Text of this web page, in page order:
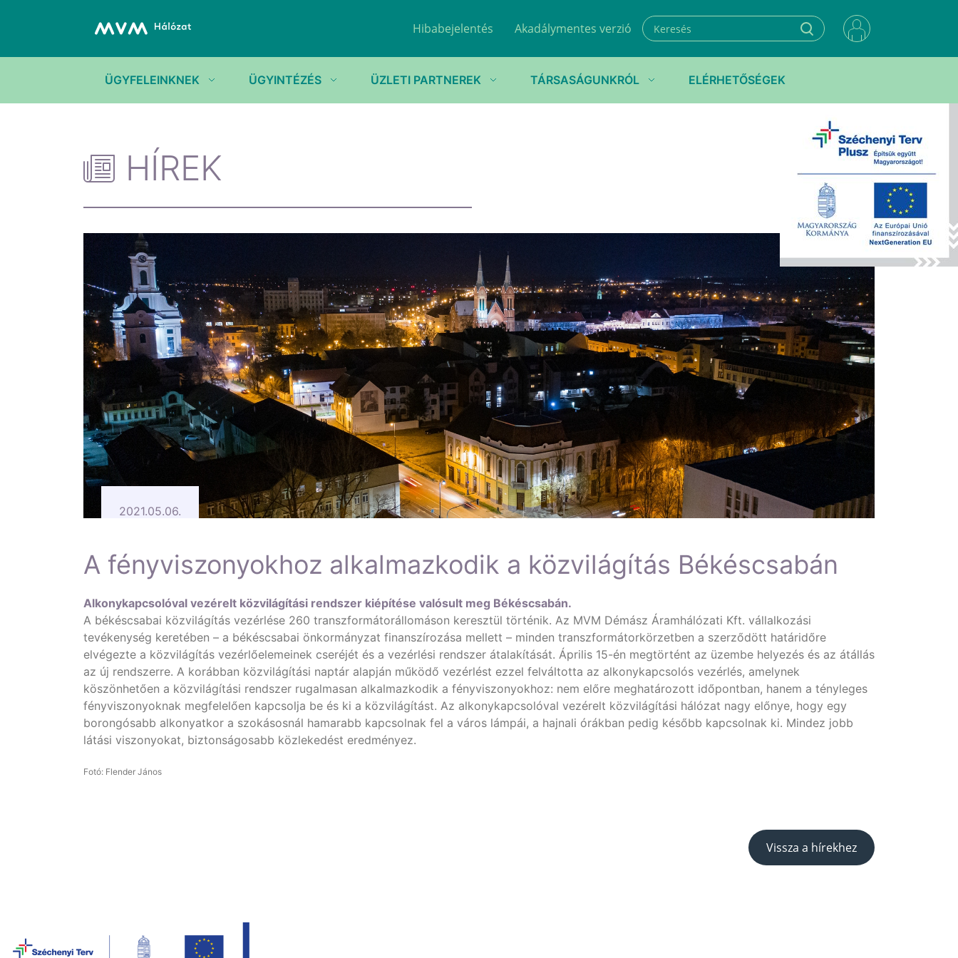
Hibabejelentés Akadálymentes verzió
ÜGYFELEINKNEK ÜGYINTÉZÉS ÜZLETI PARTNEREK TÁRSASÁGUNKRÓL ELÉRHETŐSÉGEK
HÍREK
2021.05.06.
A fényviszonyokhoz alkalmazkodik a közvilágítás Békéscsabán
Alkonykapcsolóval vezérelt közvilágítási rendszer kiépítése valósult meg Békéscsabán.
A békéscsabai közvilágítás vezérlése 260 transzformátorállomáson keresztül történik. Az MVM Démász Áramhálózati Kft. vállalkozási
tevékenység keretében – a békéscsabai önkormányzat finanszírozása mellett – minden transzformátorkörzetben a szerződött határidőre
elvégezte a közvilágítás vezérlőelemeinek cseréjét és a vezérlési rendszer átalakítását. Április 15-én megtörtént az üzembe helyezés és az átállás
az új rendszerre. A korábban közvilágítási naptár alapján működő vezérlést ezzel felváltotta az alkonykapcsolós vezérlés, amelynek
köszönhetően a közvilágítási rendszer rugalmasan alkalmazkodik a fényviszonyokhoz: nem előre meghatározott időpontban, hanem a tényleges
fényviszonyoknak megfelelően kapcsolja be és ki a közvilágítást. Az alkonykapcsolóval vezérelt közvilágítási hálózat nagy előnye, hogy egy
borongósabb alkonyatkor a szokásosnál hamarabb kapcsolnak fel a város lámpái, a hajnali órákban pedig később kapcsolnak ki. Mindez jobb
látási viszonyokat, biztonságosabb közlekedést eredményez.
Fotó: Flender János
Vissza a hírekhez